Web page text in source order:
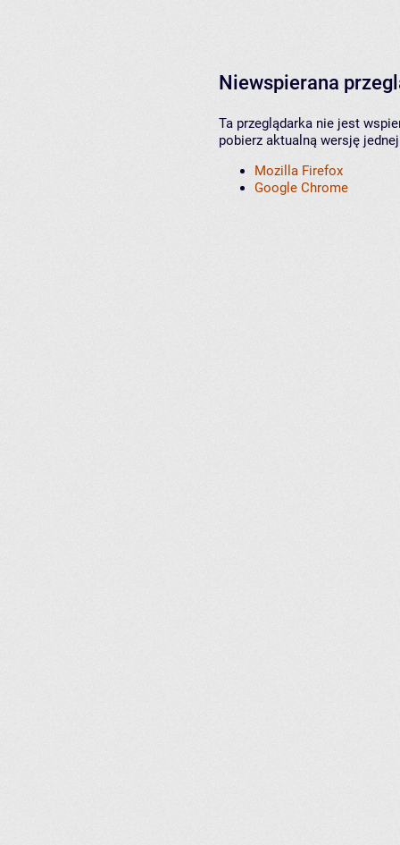
Niewspierana
Ta przeglądarka nie jest
pobierz aktualną wersję
Mozilla Firefox
Google Chrome